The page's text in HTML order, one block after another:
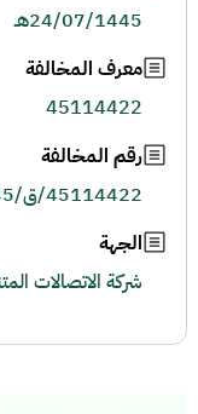
24/07/1445هـ
معرف المخالفة
45114422
رقم المخالفة
45114422/ق/1445هـ
الجهة
شركة الاتصالات